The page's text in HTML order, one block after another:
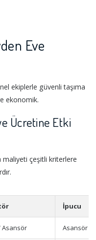
Eve
ekiplerle güvenli taşıma
ekonomik.
Ücretine Etki
maliyeti çeşitli kriterlere
İpucu
Asansör Asansör